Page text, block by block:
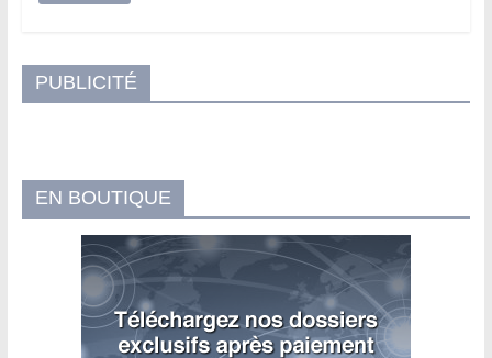
PUBLICITÉ
EN BOUTIQUE